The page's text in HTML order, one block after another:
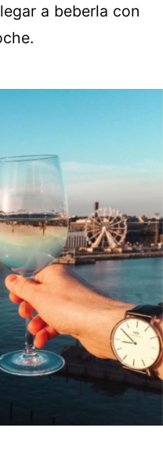
a beberla con